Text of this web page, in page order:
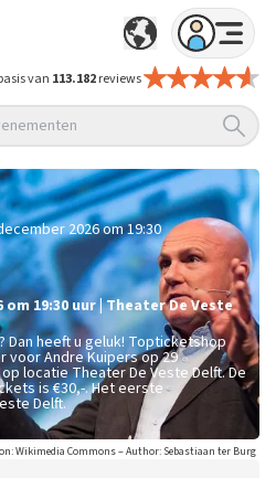
van 113.182reviews
2026 om 19:30
om 19:30 uur|Theater De Veste
Dan heeft u geluk! Topticketshop
Andre Kuipers op 29
locatie Theater De Veste Delft. De
is€30,-. Het eerste
Delft.
Wikimedia Commons – Author: Sebastiaan ter Burg